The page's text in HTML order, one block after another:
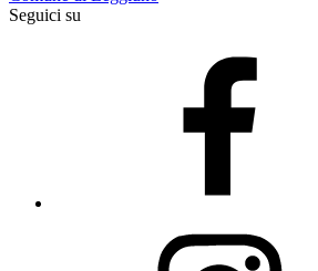
Seguici su